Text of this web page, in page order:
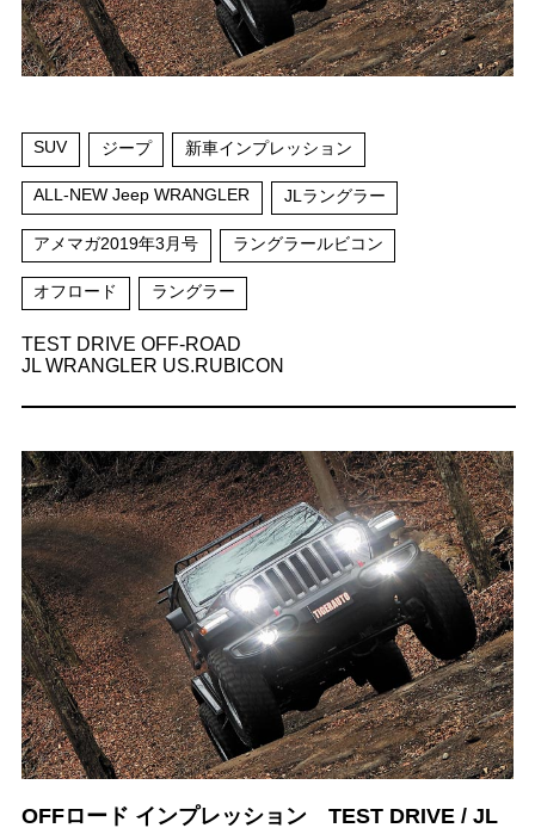
SUV ジープ 新車インプレッション
ALL-NEW Jeep WRANGLER JLラングラー
アメマガ2019年3月号 ラングラールビコン
オフロード ラングラー
TEST DRIVE OFF-ROAD
JL WRANGLER US.RUBICON
OFFロード インプレッション TEST DRIVE / JL